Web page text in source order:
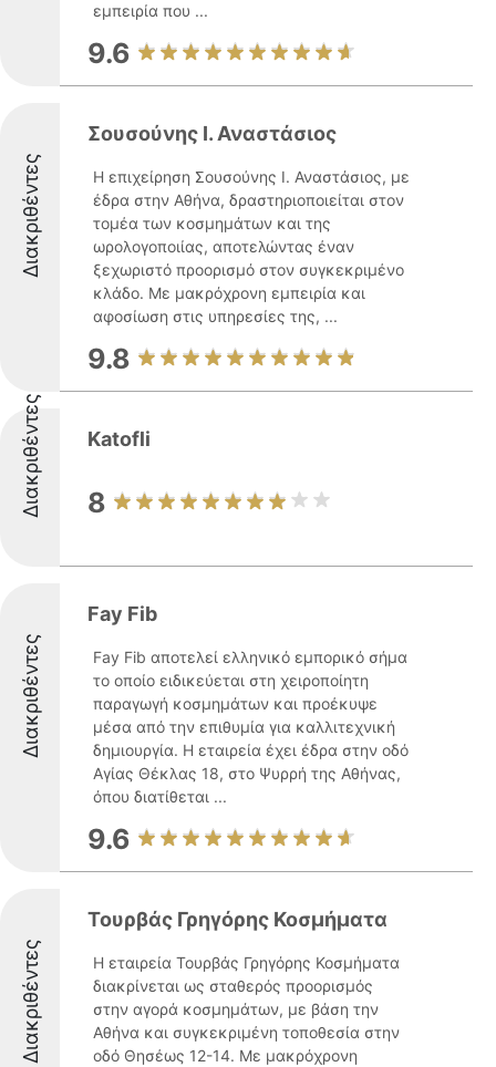
εμπειρία που ...
9.6
Διακριθέντες
Σουσούνης Ι. Αναστάσιος
Η επιχείρηση Σουσούνης Ι. Αναστάσιος, με
έδρα στην Αθήνα, δραστηριοποιείται στον
τομέα των κοσμημάτων και της
ωρολογοποιίας, αποτελώντας έναν
ξεχωριστό προορισμό στον συγκεκριμένο
κλάδο. Με μακρόχρονη εμπειρία και
αφοσίωση στις υπηρεσίες της, ...
9.8
Διακριθέντες Katofli
8
Διακριθέντες
Fay Fib
Fay Fib αποτελεί ελληνικό εμπορικό σήμα
το οποίο ειδικεύεται στη χειροποίητη
παραγωγή κοσμημάτων και προέκυψε
μέσα από την επιθυμία για καλλιτεχνική
δημιουργία. Η εταιρεία έχει έδρα στην οδό
Αγίας Θέκλας 18, στο Ψυρρή της Αθήνας,
όπου διατίθεται ...
9.6
Διακριθέντες
Τουρβάς Γρηγόρης Κοσμήματα
Η εταιρεία Τουρβάς Γρηγόρης Κοσμήματα
διακρίνεται ως σταθερός προορισμός
στην αγορά κοσμημάτων, με βάση την
Αθήνα και συγκεκριμένη τοποθεσία στην
οδό Θησέως 12-14. Με μακρόχρονη